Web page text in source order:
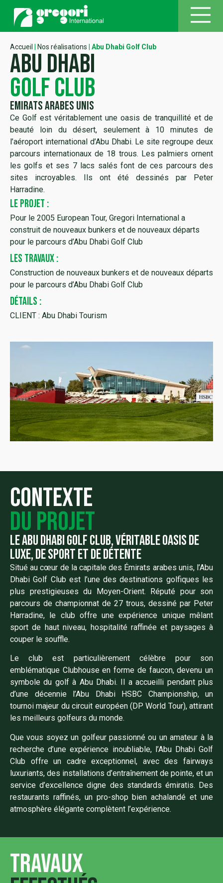
Accueil Nos réalisations Abu Dhabi Golf Club
abu dhabi
golf club
Emirats Arabes Unis
Ce Golf est véritablement une oasis de tranquillité et de
beauté loin du désert, seulement à 10 minutes de
l’aéroport international d’Abu Dhabi. Le site regroupe deux
parcours internationaux de 18 trous. Les palmiers ornent
les golfs et ses 7 lacs salés font de ces parcours des
sites incroyables. Ils ont été dessinés par Peter
Harradine.
LE PROJET :
Pour le 2005 European Tour, Gregori International a
construit de nouveaux bunkers et de nouveaux départs
pour le parcours d’Abu Dhabi Golf Club
LES TRAVAUX :
Construction de nouveaux bunkers et de nouveaux départs
pour le parcours d’Abu Dhabi Golf Club
DÉTAILS :
CLIENT : Abu Dhabi Tourism
Contexte
du projet
le abu dhabi golf club, véritable oasis de
luxe, de sport et de détente
Situé au cœur de la capitale des Émirats arabes unis, l’Abu
Dhabi Golf Club est l’une des destinations golfiques les
plus prestigieuses du Moyen-Orient. Réputé pour son
parcours de championnat de 27 trous, dessiné par Peter
Harradine, le club offre une expérience unique mêlant
sport de haut niveau, hospitalité raffinée et paysages à
couper le souffle.
Le club est particulièrement célèbre pour son
emblématique Clubhouse en forme de faucon, devenu un
symbole du golf à Abu Dhabi. Il a accueilli pendant plus
d’une décennie l’Abu Dhabi HSBC Championship, un
tournoi majeur du circuit européen (DP World Tour), attirant
les meilleurs golfeurs du monde.
Que vous soyez un golfeur passionné ou un amateur à la
recherche d’une expérience inoubliable, l’Abu Dhabi Golf
Club offre un cadre exceptionnel, avec des fairways
luxuriants, des installations d’entraînement de pointe, et un
service d’excellence digne des standards émiratis. Des
restaurants raffinés, un pro-shop bien achalandé et une
atmosphère élégante complètent l’expérience.
Travaux